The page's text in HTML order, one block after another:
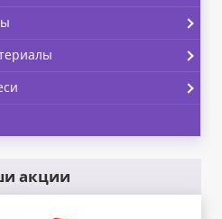
акции